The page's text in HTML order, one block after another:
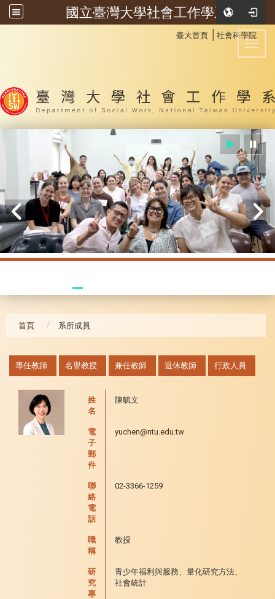
國立臺灣大學社會工作學系
臺大首頁 社會科學院
首頁 系所成員
專任教師 名譽教授 兼任教師 退休教師 行政人員
姓
名
陳毓文
電
子
郵
件
yuchen@ntu.edu.tw
聯
絡
電
話
02-3366-1259
職
稱
教授
研
究
專
青少年福利與服務、量化研究方法、
社會統計